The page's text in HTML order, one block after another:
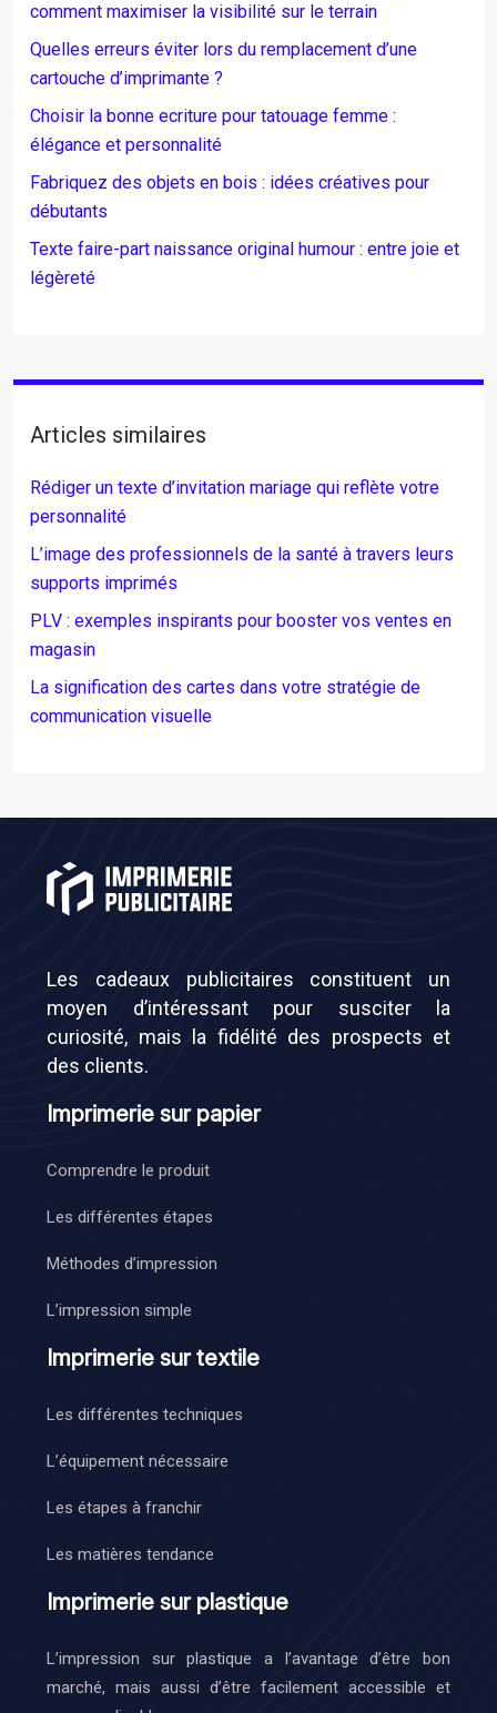
comment maximiser la visibilité sur le terrain
Quelles erreurs éviter lors du remplacement d’une
cartouche d’imprimante ?
Choisir la bonne ecriture pour tatouage femme :
élégance et personnalité
Fabriquez des objets en bois : idées créatives pour
débutants
Texte faire-part naissance original humour : entre joie et
légèreté
Articles similaires
Rédiger un texte d’invitation mariage qui reflète votre
personnalité
L’image des professionnels de la santé à travers leurs
supports imprimés
PLV : exemples inspirants pour booster vos ventes en
magasin
La signification des cartes dans votre stratégie de
communication visuelle
Les cadeaux publicitaires constituent un
moyen d’intéressant pour susciter la
curiosité, mais la fidélité des prospects et
des clients.
Imprimerie sur papier
Comprendre le produit
Les différentes étapes
Méthodes d’impression
L’impression simple
Imprimerie sur textile
Les différentes techniques
L’équipement nécessaire
Les étapes à franchir
Les matières tendance
Imprimerie sur plastique
L’impression sur plastique a l’avantage d’être bon
marché, mais aussi d’être facilement accessible et